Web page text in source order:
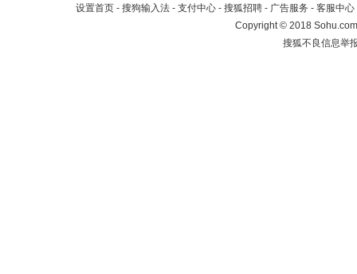
设置首页 - 搜狗输入法 - 支付中心 - 搜狐招聘 - 广告服务 - 客服中心
Copyright©2018
搜狐不良信息举